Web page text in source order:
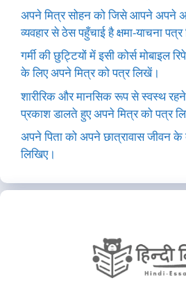
अपने मित्र सोहन को जिसे आपने अपने
व्यवहार से ठेस पहुँचाई है क्षमा-याचना
गर्मी की छुट्टियों में इसी कोर्स मोबाइल
के लिए अपने मित्र को पत्र लिखें।
शारीरिक और मानसिक रूप से स्वस्थ
प्रकाश डालते हुए अपने मित्र को पत्र
अपने पिता को अपने छात्रावास जीवन के
लिखिए।